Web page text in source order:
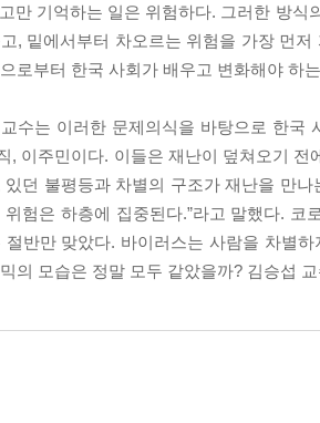
고만 기억하는 일은 위험하다. 그러한 방
, 밑에서부터 차오르는 위험을 가장 먼
로부터 한국 사회가 배우고 변화해야 하
수는 이러한 문제의식을 바탕으로 한국
, 이주민이다. 이들은 재난이 덮쳐오기
있던 불평등과 차별의 구조가 재난을 만
위험은 하층에 집중된다.”라고 말했다. 코
절반만 맞았다. 바이러스는 사람을 차별
의 모습은 정말 모두 같았을까? 김승섭